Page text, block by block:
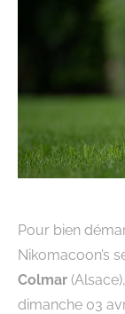
Pour bien
Nikomacoon’s
Colmar
dimanche 03